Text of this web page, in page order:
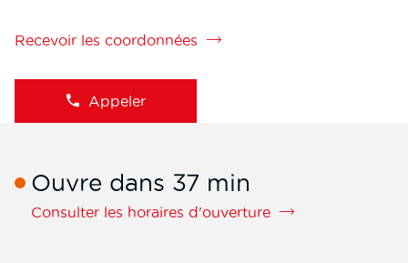
Recevoir les coordonnées
de
filiale
Transports Appeler
Afficher
le
téléphone
de
la
filiale
Ouvre dans 37 min
Consulter les horaires d'ouverture